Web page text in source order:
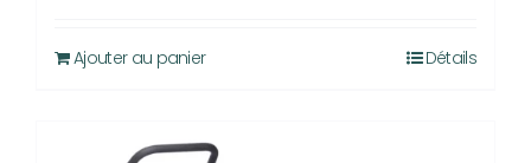
Ajouter au panier Détails